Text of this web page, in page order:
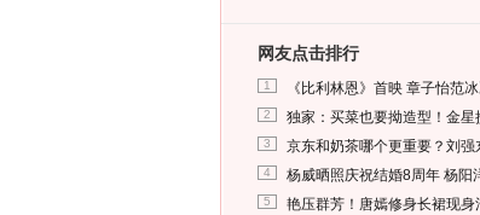
网友点击排行
1 《比利林恩》首映 章子怡范
2 独家：买菜也要拗造型！金星
3 京东和奶茶哪个更重要？刘强
4 杨威晒照庆祝结婚8周年 杨阳
5 艳压群芳！唐嫣修身长裙现身